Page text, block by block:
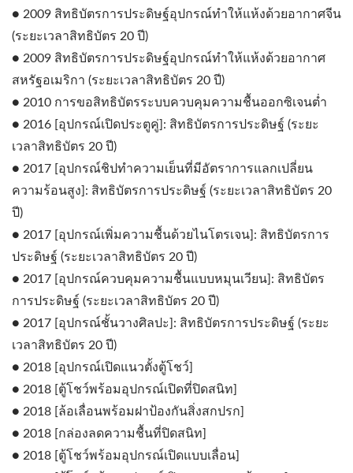
● 2009 สิทธิบัตรการประดิษฐ์อุปกรณ์ทำให้แห้งด้วยอากาศจีน
(ระยะเวลาสิทธิบัตร 20 ปี)
● 2009 สิทธิบัตรการประดิษฐ์อุปกรณ์ทำให้แห้งด้วยอากาศ
สหรัฐอเมริกา (ระยะเวลาสิทธิบัตร 20 ปี)
● 2010 การขอสิทธิบัตรระบบควบคุมความชื้นออกซิเจนต่ำ
● 2016 [อุปกรณ์เปิดประตูคู่]: สิทธิบัตรการประดิษฐ์ (ระยะ
เวลาสิทธิบัตร 20 ปี)
● 2017 [อุปกรณ์ชิปทำความเย็นที่มีอัตราการแลกเปลี่ยน
ความร้อนสูง]: สิทธิบัตรการประดิษฐ์ (ระยะเวลาสิทธิบัตร 20
ปี)
● 2017 [อุปกรณ์เพิ่มความชื้นด้วยไนโตรเจน]: สิทธิบัตรการ
ประดิษฐ์ (ระยะเวลาสิทธิบัตร 20 ปี)
● 2017 [อุปกรณ์ควบคุมความชื้นแบบหมุนเวียน]: สิทธิบัตร
การประดิษฐ์ (ระยะเวลาสิทธิบัตร 20 ปี)
● 2017 [อุปกรณ์ชั้นวางศิลปะ]: สิทธิบัตรการประดิษฐ์ (ระยะ
เวลาสิทธิบัตร 20 ปี)
● 2018 [อุปกรณ์เปิดแนวตั้งตู้โชว์]
● 2018 [ตู้โชว์พร้อมอุปกรณ์เปิดที่ปิดสนิท]
● 2018 [ล้อเลื่อนพร้อมฝาป้องกันสิ่งสกปรก]
● 2018 [กล่องลดความชื้นที่ปิดสนิท]
● 2018 [ตู้โชว์พร้อมอุปกรณ์เปิดแบบเลื่อน]